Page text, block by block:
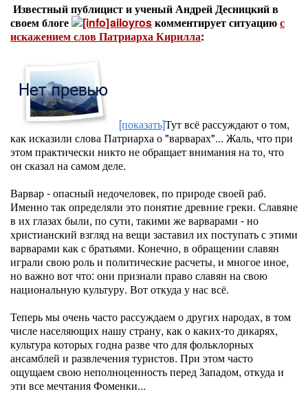
Известный публицист и ученый Андрей Десницкий в
своем блоге
ailoyrosкомментирует ситуациюс
искажением слов Патриарха Кирилла:
[показать]Тут всё рассуждают о том,
как исказили слова Патриарха о "варварах"... Жаль, что при
этом практически никто не обращает внимания на то, что
он сказал на самом деле.
Варвар - опасный недочеловек, по природе своей раб.
Именно так определяли это понятие древние греки. Славяне
в их глазах были, по сути, такими же варварами - но
христианский взгляд на вещи заставил их поступать с этими
варварами как с братьями. Конечно, в обращении славян
играли свою роль и политические расчеты, и многое иное,
но важно вот что: они признали право славян на свою
национальную культуру. Вот откуда у нас всё.
Теперь мы очень часто рассуждаем о других народах, в том
числе населяющих нашу страну, как о каких-то дикарях,
культура которых годна разве что для фольклорных
ансамблей и развлечения туристов. При этом часто
ощущаем свою неполноценность перед Западом, откуда и
эти все мечтания Фоменки...